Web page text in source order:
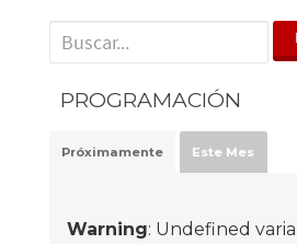
' . __('Search for:') . '
PROGRAMACIÓN
Próximamente Este Mes
Warning: Undefined